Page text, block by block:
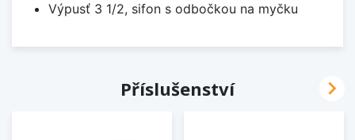
Výpusť 3 1/2, sifon s odbočkou na myčku
Příslušenství 